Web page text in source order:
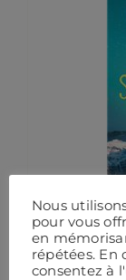
Nous
pour vous
en
répétées. En
consentez à